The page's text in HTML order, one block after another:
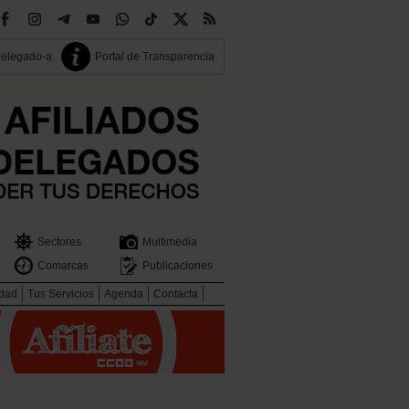
a Portal de Transparencia
Sectores
Multimedia
Comarcas Publicaciones
Tus Servicios Agenda Contacta